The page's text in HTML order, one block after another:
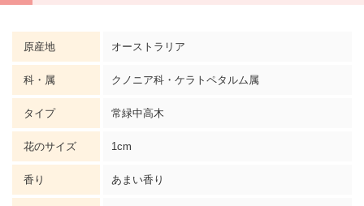
原産地 オーストラリア
科・属 クノニア科・ケラトペタルム属
タイプ 常緑中高木
花のサイズ 1cm
香り あまい香り